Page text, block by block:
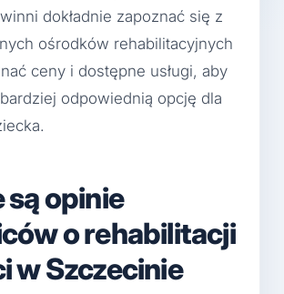
dokładnie zapoznać się z
ośrodków rehabilitacyjnych
ceny i dostępne usługi, aby
odpowiednią opcję dla
są opinie
o rehabilitacji
w Szczecinie